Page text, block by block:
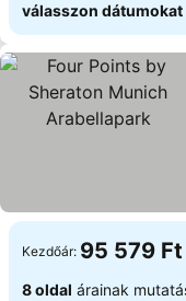
válasszon dátumokat
Kezdőár: 95 579 Ft
8 oldal árainak